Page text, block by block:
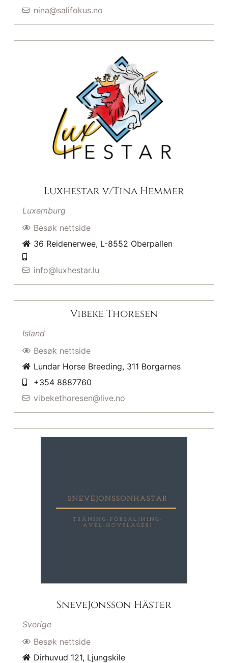
nina@salifokus.no
Luxhestar v/Tina Hemmer
Luxemburg
Besøk nettside
36 Reidenerwee, L-8552 Oberpallen
info@luxhestar.lu
Vibeke Thoresen
Island
Besøk nettside
Lundar Horse Breeding, 311 Borgarnes
+354 8887760
vibekethoresen@live.no
SneveJonsson Häster
Sverige
Besøk nettside
Dirhuvud 121, Ljungskile